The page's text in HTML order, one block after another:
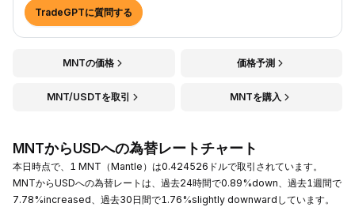
TradeGPTに質問する
MNTの価格 価格予測
MNT/USDTを取引 MNTを購入
MNTからUSDへの為替レートチャート
本日時点で、1 MNT（Mantle）は0.424526ドルで取引されています。
MNTからUSDへの為替レートは、過去24時間で0.89%down、過去1週間で
7.78%increased、過去30日間で1.76%slightly downwardしています。